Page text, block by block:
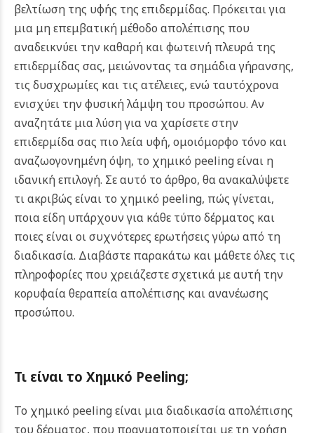
βελτίωση της υφής της επιδερμίδας. Πρόκειται για
μια μη επεμβατική μέθοδο απολέπισης που
αναδεικνύει την καθαρή και φωτεινή πλευρά της
επιδερμίδας σας, μειώνοντας τα σημάδια γήρανσης,
τις δυσχρωμίες και τις ατέλειες, ενώ ταυτόχρονα
ενισχύει την φυσική λάμψη του προσώπου. Αν
αναζητάτε μια λύση για να χαρίσετε στην
επιδερμίδα σας πιο λεία υφή, ομοιόμορφο τόνο και
αναζωογονημένη όψη, το χημικό peeling είναι η
ιδανική επιλογή. Σε αυτό το άρθρο, θα ανακαλύψετε
τι ακριβώς είναι το χημικό peeling, πώς γίνεται,
ποια είδη υπάρχουν για κάθε τύπο δέρματος και
ποιες είναι οι συχνότερες ερωτήσεις γύρω από τη
διαδικασία. Διαβάστε παρακάτω και μάθετε όλες τις
πληροφορίες που χρειάζεστε σχετικά με αυτή την
κορυφαία θεραπεία απολέπισης και ανανέωσης
προσώπου.
Τι είναι το Χημικό Peeling;
Το χημικό peeling είναι μια διαδικασία απολέπισης
του δέρματος, που πραγματοποιείται με τη χρήση